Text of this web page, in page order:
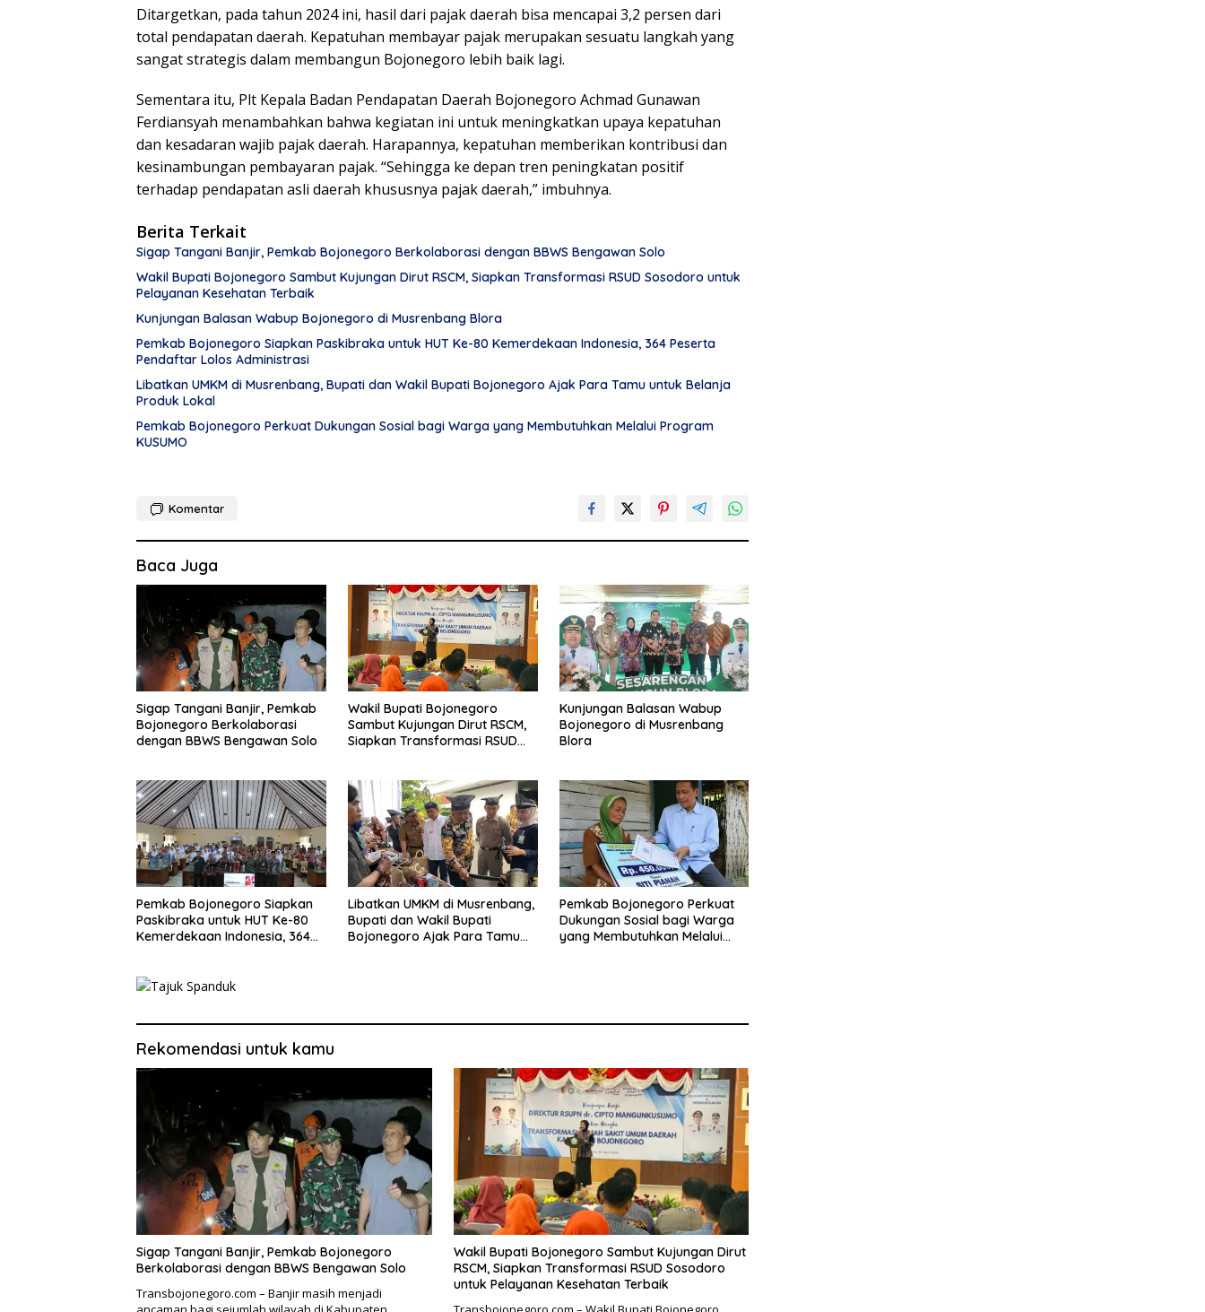
Ditargetkan, pada tahun 2024 ini, hasil dari pajak daerah bisa mencapai 3,2 persen dari
total pendapatan daerah. Kepatuhan membayar pajak merupakan sesuatu langkah yang
sangat strategis dalam membangun Bojonegoro lebih baik lagi.
Sementara itu, Plt Kepala Badan Pendapatan Daerah Bojonegoro Achmad Gunawan
Ferdiansyah menambahkan bahwa kegiatan ini untuk meningkatkan upaya kepatuhan
dan kesadaran wajib pajak daerah. Harapannya, kepatuhan memberikan kontribusi dan
kesinambungan pembayaran pajak. “Sehingga ke depan tren peningkatan positif
terhadap pendapatan asli daerah khususnya pajak daerah,” imbuhnya.
Berita Terkait
Sigap Tangani Banjir, Pemkab Bojonegoro Berkolaborasi dengan BBWS Bengawan Solo
Wakil Bupati Bojonegoro Sambut Kujungan Dirut RSCM, Siapkan Transformasi RSUD Sosodoro untuk
Pelayanan Kesehatan Terbaik
Kunjungan Balasan Wabup Bojonegoro di Musrenbang Blora
Pemkab Bojonegoro Siapkan Paskibraka untuk HUT Ke-80 Kemerdekaan Indonesia, 364 Peserta
Pendaftar Lolos Administrasi
Libatkan UMKM di Musrenbang, Bupati dan Wakil Bupati Bojonegoro Ajak Para Tamu untuk Belanja
Produk Lokal
Pemkab Bojonegoro Perkuat Dukungan Sosial bagi Warga yang Membutuhkan Melalui Program
KUSUMO
Komentar
Baca Juga
Sigap Tangani Banjir, Pemkab
Bojonegoro Berkolaborasi
dengan BBWS Bengawan Solo
Wakil Bupati Bojonegoro
Sambut Kujungan Dirut RSCM,
Siapkan Transformasi RSUD
Kunjungan Balasan Wabup
Bojonegoro di Musrenbang
Blora
Pemkab Bojonegoro Siapkan
Paskibraka untuk HUT Ke-80
Kemerdekaan Indonesia, 364
Libatkan UMKM di Musrenbang,
Bupati dan Wakil Bupati
Bojonegoro Ajak Para Tamu
Pemkab Bojonegoro Perkuat
Dukungan Sosial bagi Warga
yang Membutuhkan Melalui
Rekomendasi untuk kamu
Sigap Tangani Banjir, Pemkab Bojonegoro
Berkolaborasi dengan BBWS Bengawan Solo
Transbojonegoro.com – Banjir masih menjadi
Wakil Bupati Bojonegoro Sambut Kujungan Dirut
RSCM, Siapkan Transformasi RSUD Sosodoro
untuk Pelayanan Kesehatan Terbaik